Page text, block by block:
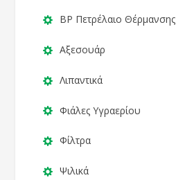
BP Πετρέλαιο Θέρμανσης
Αξεσουάρ
Λιπαντικά
Φιάλες Υγραερίου
Φίλτρα
Ψιλικά